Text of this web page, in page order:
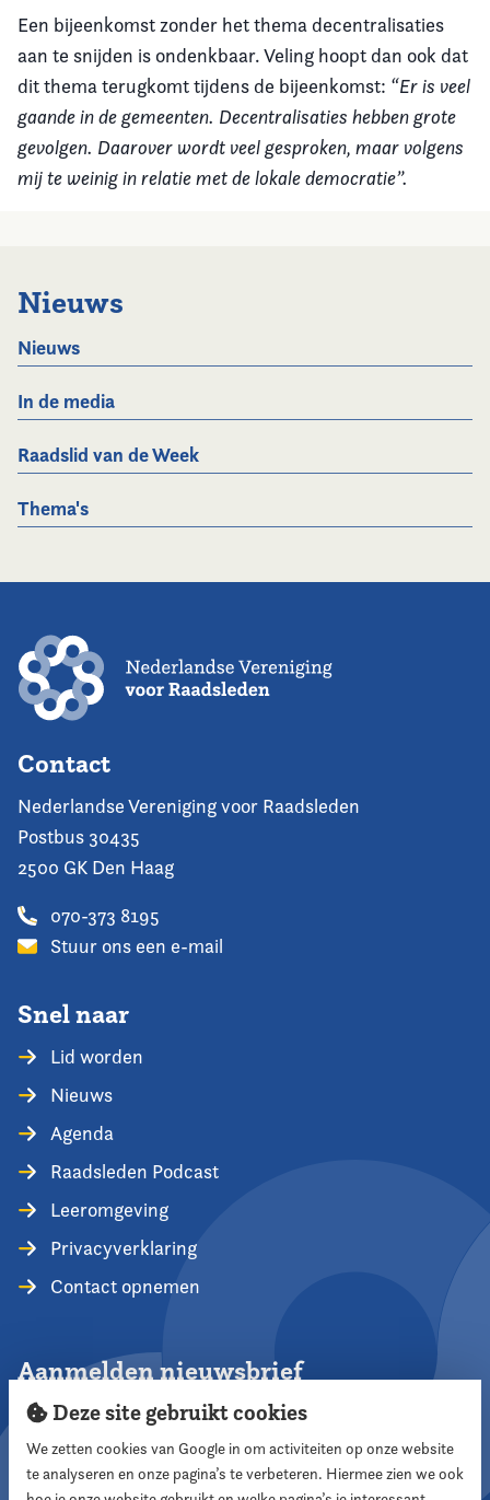
Een bijeenkomst zonder het thema decentralisaties
aan te snijden is ondenkbaar. Veling hoopt dan ook dat
dit thema terugkomt tijdens de bijeenkomst: “Er is veel
gaande in de gemeenten. Decentralisaties hebben grote
gevolgen. Daarover wordt veel gesproken, maar volgens
mij te weinig in relatie met de lokale democratie”.
Nieuws
Nieuws
In de media
Raadslid van de Week
Thema's
Contact
Nederlandse Vereniging voor Raadsleden
Postbus 30435
2500 GK Den Haag
070-373 8195
Stuur ons een e-mail
Snel naar
Lid worden
Nieuws
Agenda
Raadsleden Podcast
Leeromgeving
Privacyverklaring
Contact opnemen
Aanmelden nieuwsbrief
Aanmelden
Deze site gebruikt cookies
We zetten cookies van Google in om activiteiten op onze website
te analyseren en onze pagina’s te verbeteren. Hiermee zien we ook